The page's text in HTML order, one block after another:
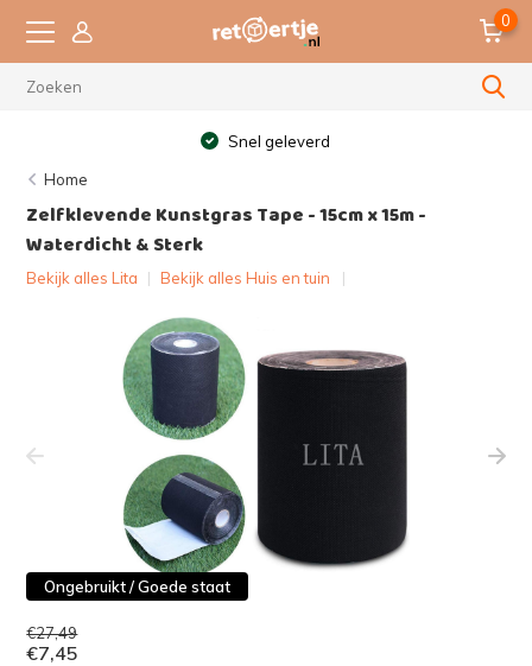
0
Snel geleverd
Home
Zelfklevende Kunstgras Tape - 15cm x 15m -
Waterdicht & Sterk
Bekijk alles Lita | Bekijk alles Huis en tuin
Ongebruikt / Goede staat
€27,49
€7,45